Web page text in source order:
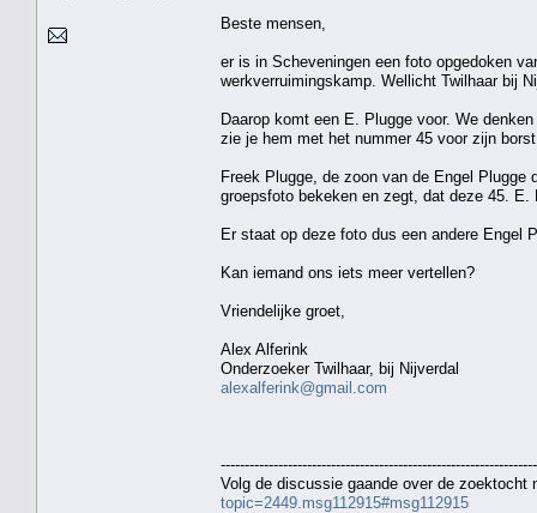
Beste mensen,
er is in Scheveningen een foto opgedoken
werkverruimingskamp. Wellicht Twilhaar bij
Daarop komt een E. Plugge voor. We
zie je hem met het nummer 45 voor zijn
Freek Plugge, de zoon van de Engel
groepsfoto bekeken en zegt, dat deze 45.
Er staat op deze foto dus een andere Engel
Kan iemand ons iets meer vertellen?
Vriendelijke groet,
Alex Alferink
Onderzoeker Twilhaar, bij Nijverdal
alexalferink@gmail.com
Volg de discussie gaande over de
topic=2449.msg112915#msg112915